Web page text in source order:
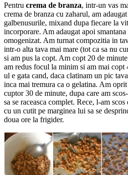
Pentru crema de branza, intr-un vas
crema de branza cu zaharul, am
galbenusurile, mixand dupa fiecare la
incorporare. Am adaugat apoi
omogenizat. Am turnat compozitia in
intr-o alta tava mai mare (tot ca sa nu
si am pus la copt. Am copt 20 de
am redus focul la minim si am mai copt
ul e gata cand, daca clatinam un pic
inca mai tremura ca o gelatina. Am
cuptor 30 de minute, dupa care am
sa se raceasca complet. Rece, l-am
cu un cutit pe marginea lui sa se
doua ore la frigider.